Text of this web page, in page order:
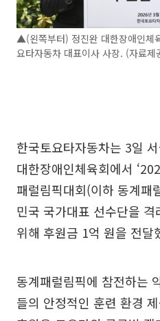
▲(왼쪽부터) 정진완 대한장애인체
요타자동차 대표이사 사장. (자료제
한국토요타자동차는 3일
대한장애인체육회에서
패럴림픽대회(이하 동계패
민국 국가대표 선수단을
위해 후원금 1억 원을 전달
동계패럴림픽에 참전하는
들의 안정적인 훈련 환경